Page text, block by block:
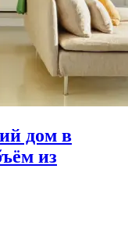
дом в
из